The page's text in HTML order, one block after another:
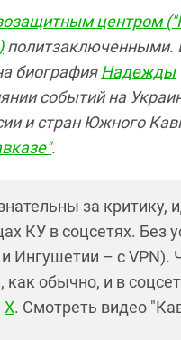
центром
политзаключенными.
биографияНадежды
событий на
и стран Южного
.
за критику,
КУ в соцсетях. Без
Ингушетии – с VPN).
обычно, и в
X. Смотреть видео